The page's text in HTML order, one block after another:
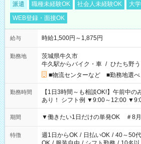
派遣 職種未経験OK 社会人未経験OK 大
WEB登録・面接OK
給与 時給1,500円～1,875円
勤務地
茨城県牛久市
牛久駅からバイク・車 / ひたち野
■物流センターなど ■勤務地選べ
勤務時間
【1日3時間～も相談OK!】午前中の
あり！ シフト例 ▼9:00～12:00 ▼9:00～17:00 ▼10:00～19:00
▼18:00～21:00
期間 ▼働きたい1日だけの単発OK ＃8
特徴 週1日からOK / 日払いOK / 40～50